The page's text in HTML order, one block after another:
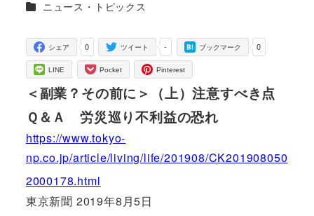
者
カテゴリー
ニュース・トピックス
0
シェア -
ツイート 0
ブックマーク
LINE Pocket Pinterest
＜副業？その前に＞（上）注意すべき点
Ｑ＆Ａ 労災巡り不利益の恐れ
https://www.tokyo-
np.co.jp/article/living/life/201908/CK201908050
2000178.html
東京新聞 2019年8月5日